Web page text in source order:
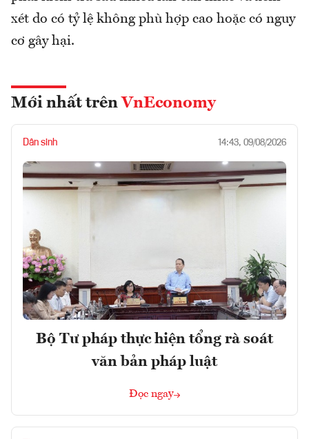
xét do có tỷ lệ không phù hợp cao hoặc có nguy
cơ gây hại.
Mới nhất trên VnEconomy
Dân sinh 14:43, 09/08/2026
Bộ Tư pháp thực hiện tổng rà soát
văn bản pháp luật
Đọc ngay